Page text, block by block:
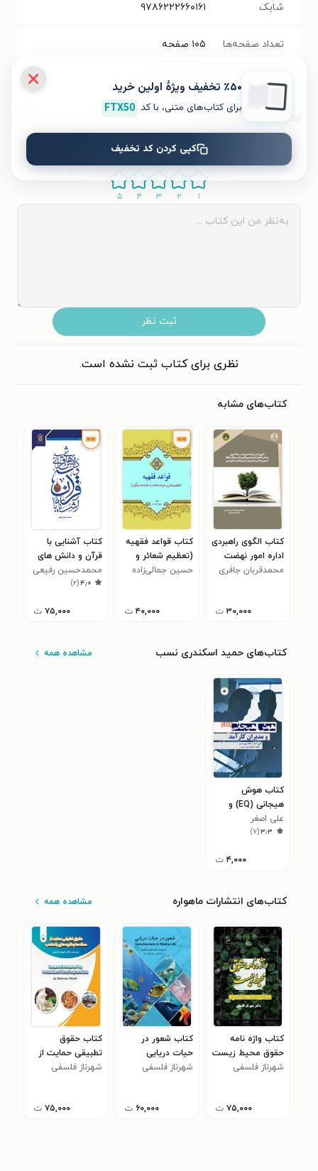
شابک ۹۷۸۶۲۲۲۶۶۰۱۶۱
تعداد صفحه‌ها ۱۰۵ صفحه
قیمت کتاب ۵۰۰۰ تومان
نظر شما دربارهٔ این کتاب
به این کتاب چه امتیازی می‌دهید؟
۱ ۲ ۳ ۴ ۵
ثبت نظر
نظری برای کتاب ثبت نشده است.
کتاب‌های مشابه
کتاب الگوی راهبردی
اداره امور نهضت
سوادآموزی
محمدقربان جافری
۳۰,۰۰۰ ت
کتاب قواعد فقهیه
(تعظیم شعائر و
حرمت اهانت به
حسین جمالی‌زاده
۴۰,۰۰۰ ت
کتاب آشنایی با
قرآن و دانش های
قرآنی
محمدحسین رفیعی
۴٫۰(۲)
۷۵,۰۰۰ ت
کتاب‌های حمید اسکندری نسب مشاهده همه
کتاب هوش
هیجانی (EQ) و
مدیران کارآمد
علی اصغر
اسکندری‌نسب
۳٫۳(۷)
۴,۰۰۰ ت
کتاب‌های انتشارات ماهواره مشاهده همه
کتاب واژه نامه
حقوق محیط زیست
(جلد اول)
شهرناز فلسفی
۷۵,۰۰۰ ت
کتاب شعور در
حیات دریایی
شهرناز فلسفی
۶۰,۰۰۰ ت
کتاب حقوق
تطبیقی حمایت از
سگ ها و گربه های
شهرناز فلسفی
۷۵,۰۰۰ ت
٪۵۰ تخفیف ویژۀ اولین خرید
برای کتاب‌های متنی، با کد FTX50
کپی کردن کد تخفیف